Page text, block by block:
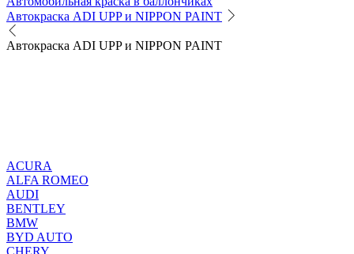
Автокраска ADI UPP и NIPPON PAINT
Автокраска ADI UPP и NIPPON PAINT
ACURA
ALFA ROMEO
AUDI
BENTLEY
BMW
BYD AUTO
CHERY